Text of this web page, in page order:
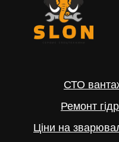
СТО
Ремонт
Ціни на